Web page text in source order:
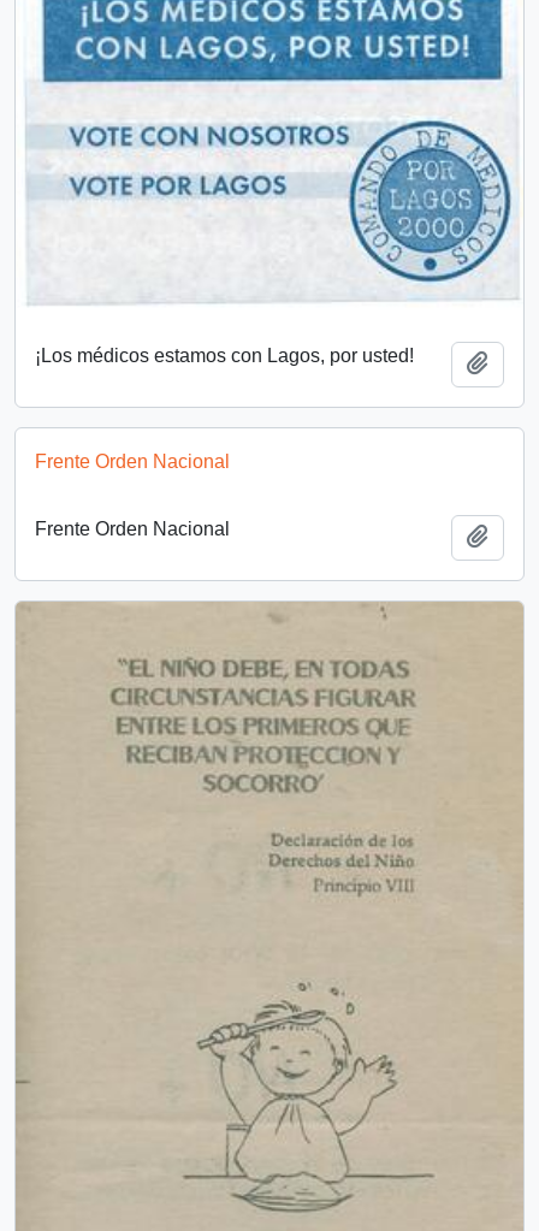
¡Los médicos estamos con Lagos, por usted!
Frente Orden Nacional
Frente Orden Nacional